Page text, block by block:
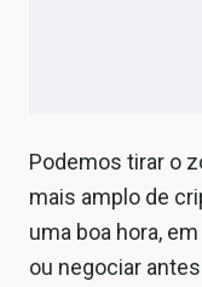
Podemos tirar o
mais amplo de
uma boa hora,
ou negociar